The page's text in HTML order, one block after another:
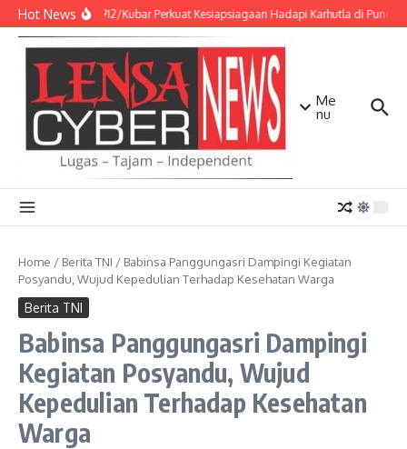
Lewati ke konten
Hot NewsKodim 0912/Kubar Perkuat Kesiapsiagaan Hadapi Karhutla di Puncak
Me
nu
Home / Berita TNI / Babinsa Panggungasri Dampingi Kegiatan
Posyandu, Wujud Kepedulian Terhadap Kesehatan Warga
Berita TNI
Babinsa Panggungasri Dampingi
Kegiatan Posyandu, Wujud
Kepedulian Terhadap Kesehatan
Warga